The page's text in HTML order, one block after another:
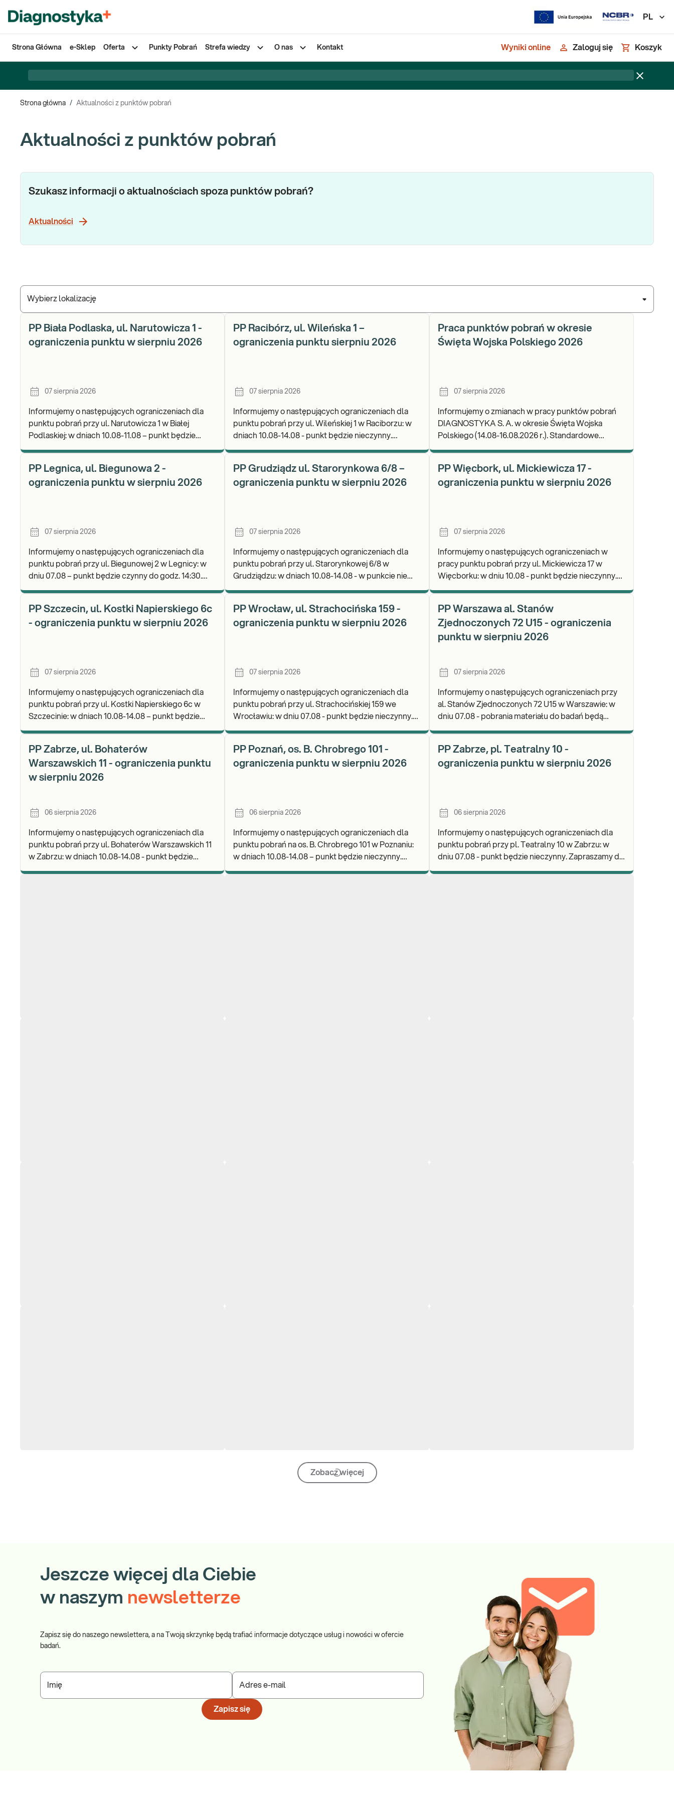
PL
Strona Główna e-Sklep Oferta Punkty Pobrań Strefa wiedzy O nas Kontakt Wyniki online Zaloguj się Koszyk
Strona główna / Aktualności z punktów pobrań
Aktualności z punktów pobrań
Wybierz lokalizację
Szukasz informacji o aktualnościach spoza punktów pobrań?
Aktualności
PP Biała Podlaska, ul. Narutowicza 1 -
ograniczenia punktu w sierpniu 2026
07 sierpnia 2026
Informujemy o następujących ograniczeniach dla
punktu pobrań przy ul. Narutowicza 1 w Białej
Podlaskiej: w dniach 10.08-11.08 – punkt będzie
PP Racibórz, ul. Wileńska 1 –
ograniczenia punktu sierpniu 2026
07 sierpnia 2026
Informujemy o następujących ograniczeniach dla
punktu pobrań przy ul. Wileńskiej 1 w Raciborzu: w
dniach 10.08-14.08 - punkt będzie nieczynny.
Praca punktów pobrań w okresie
Święta Wojska Polskiego 2026
07 sierpnia 2026
Informujemy o zmianach w pracy punktów pobrań
DIAGNOSTYKA S. A. w okresie Święta Wojska
Polskiego (14.08-16.08.2026 r.). Standardowe
PP Legnica, ul. Biegunowa 2 -
ograniczenia punktu w sierpniu 2026
07 sierpnia 2026
Informujemy o następujących ograniczeniach dla
punktu pobrań przy ul. Biegunowej 2 w Legnicy: w
dniu 07.08 – punkt będzie czynny do godz. 14:30.
PP Grudziądz ul. Starorynkowa 6/8 –
ograniczenia punktu w sierpniu 2026
07 sierpnia 2026
Informujemy o następujących ograniczeniach dla
punktu pobrań przy ul. Starorynkowej 6/8 w
Grudziądzu: w dniach 10.08-14.08 - w punkcie nie
PP Więcbork, ul. Mickiewicza 17 -
ograniczenia punktu w sierpniu 2026
07 sierpnia 2026
Informujemy o następujących ograniczeniach w
pracy punktu pobrań przy ul. Mickiewicza 17 w
Więcborku: w dniu 10.08 - punkt będzie nieczynny.
PP Szczecin, ul. Kostki Napierskiego 6c
- ograniczenia punktu w sierpniu 2026
07 sierpnia 2026
Informujemy o następujących ograniczeniach dla
punktu pobrań przy ul. Kostki Napierskiego 6c w
Szczecinie: w dniach 10.08-14.08 – punkt będzie
PP Wrocław, ul. Strachocińska 159 -
ograniczenia punktu w sierpniu 2026
07 sierpnia 2026
Informujemy o następujących ograniczeniach dla
punktu pobrań przy ul. Strachocińskiej 159 we
Wrocławiu: w dniu 07.08 - punkt będzie nieczynny.
PP Warszawa al. Stanów
Zjednoczonych 72 U15 - ograniczenia
punktu w sierpniu 2026
07 sierpnia 2026
Informujemy o następujących ograniczeniach przy
al. Stanów Zjednoczonych 72 U15 w Warszawie: w
dniu 07.08 - pobrania materiału do badań będą
PP Zabrze, ul. Bohaterów
Warszawskich 11 - ograniczenia punktu
w sierpniu 2026
06 sierpnia 2026
Informujemy o następujących ograniczeniach dla
punktu pobrań przy ul. Bohaterów Warszawskich 11
w Zabrzu: w dniach 10.08-14.08 - punkt będzie
PP Poznań, os. B. Chrobrego 101 -
ograniczenia punktu w sierpniu 2026
06 sierpnia 2026
Informujemy o następujących ograniczeniach dla
punktu pobrań na os. B. Chrobrego 101 w Poznaniu:
w dniach 10.08-14.08 – punkt będzie nieczynny.
PP Zabrze, pl. Teatralny 10 -
ograniczenia punktu w sierpniu 2026
06 sierpnia 2026
Informujemy o następujących ograniczeniach dla
punktu pobrań przy pl. Teatralny 10 w Zabrzu: w
dniu 07.08 - punkt będzie nieczynny. Zapraszamy do
Zobacz więcej
Jeszcze więcej dla Ciebie
w naszym newsletterze
Zapisz się do naszego newslettera, a na Twoją skrzynkę będą trafiać informacje dotyczące usług i nowości w ofercie
badań.
Imię Adres e-mail
Zapisz się